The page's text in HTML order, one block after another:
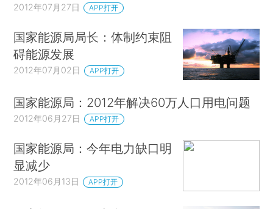
2012年07月27日 APP打开
国家能源局局长：体制约束阻
碍能源发展
2012年07月02日 APP打开
国家能源局：2012年解决60万人口用电问题
2012年06月27日 APP打开
国家能源局：今年电力缺口明
显减少
2012年06月13日 APP打开